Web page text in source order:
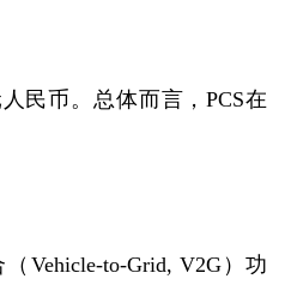
民币。总体而言，PCS在
Vehicle-to-Grid, V2G）功